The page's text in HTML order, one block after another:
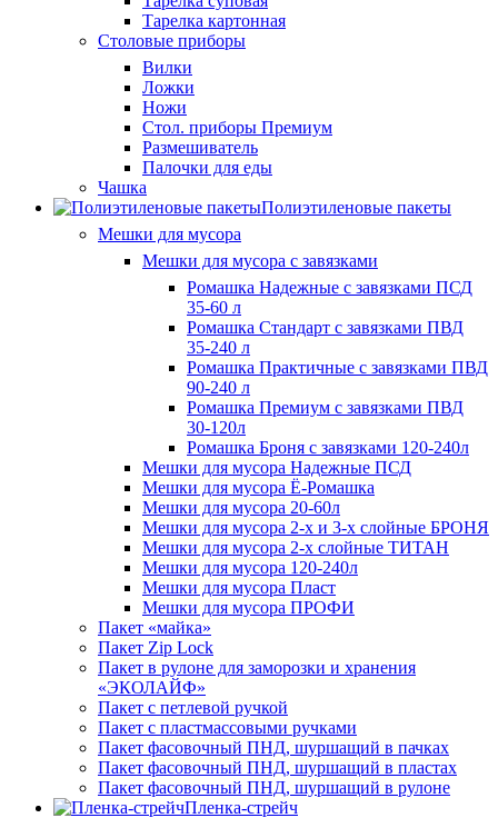
Тарелка картонная
Столовые приборы
Вилки
Ложки
Ножи
Стол. приборы Премиум
Размешиватель
Палочки для еды
Чашка
Полиэтиленовые пакеты
Мешки для мусора
Мешки для мусора с завязками
Ромашка Надежные с завязками ПСД
35-60 л
Ромашка Стандарт с завязками ПВД
35-240 л
Ромашка Практичные с завязками ПВД
90-240 л
Ромашка Премиум с завязками ПВД
30-120л
Ромашка Броня с завязками 120-240л
Мешки для мусора Надежные ПСД
Мешки для мусора Ё-Ромашка
Мешки для мусора 20-60л
Мешки для мусора 2-х и 3-х слойные БРОНЯ
Мешки для мусора 2-х слойные ТИТАН
Мешки для мусора 120-240л
Мешки для мусора Пласт
Мешки для мусора ПРОФИ
Пакет «майка»
Пакет Zip Lock
Пакет в рулоне для заморозки и хранения
«ЭКОЛАЙФ»
Пакет с петлевой ручкой
Пакет с пластмассовыми ручками
Пакет фасовочный ПНД, шуршащий в пачках
Пакет фасовочный ПНД, шуршащий в пластах
Пакет фасовочный ПНД, шуршащий в рулоне
Пленка-стрейч